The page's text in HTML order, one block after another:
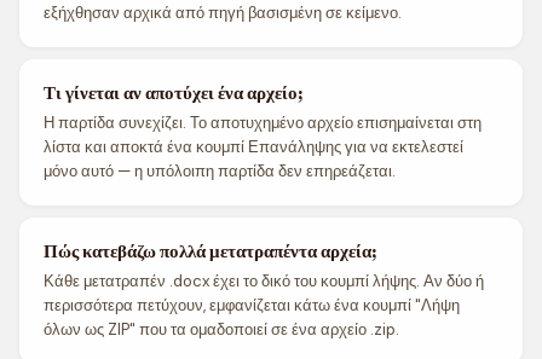
εξήχθησαν αρχικά από πηγή βασισμένη σε κείμενο.
Τι γίνεται αν αποτύχει ένα αρχείο;
Η παρτίδα συνεχίζει. Το αποτυχημένο αρχείο επισημαίνεται στη
λίστα και αποκτά ένα κουμπί Επανάληψης για να εκτελεστεί
μόνο αυτό — η υπόλοιπη παρτίδα δεν επηρεάζεται.
Πώς κατεβάζω πολλά μετατραπέντα αρχεία;
Κάθε μετατραπέν .docx έχει το δικό του κουμπί λήψης. Αν δύο ή
περισσότερα πετύχουν, εμφανίζεται κάτω ένα κουμπί "Λήψη
όλων ως ZIP" που τα ομαδοποιεί σε ένα αρχείο .zip.